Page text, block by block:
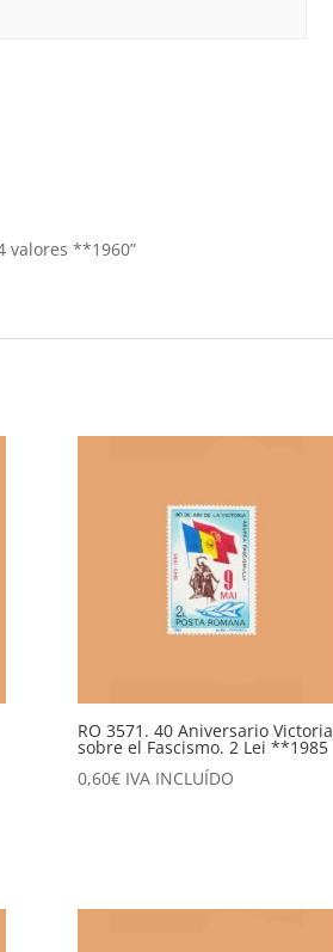
valores **1960”
RO 3571. 40 Aniversario Victoria
sobre el Fascismo. 2 Lei **1985
0,60€ IVA INCLUÍDO